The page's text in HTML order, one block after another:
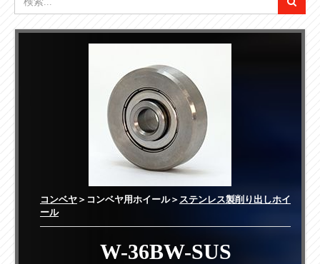
コンベヤ ＞コンベヤ用ホイール＞ ステンレス製削り出しホイ
ール
W-36BW-SUS